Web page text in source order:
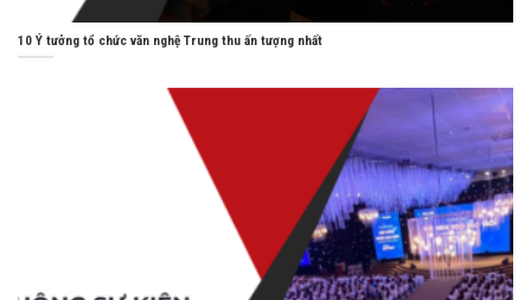
10 Ý tưởng tổ chức văn nghệ Trung thu ấn tượng nhất